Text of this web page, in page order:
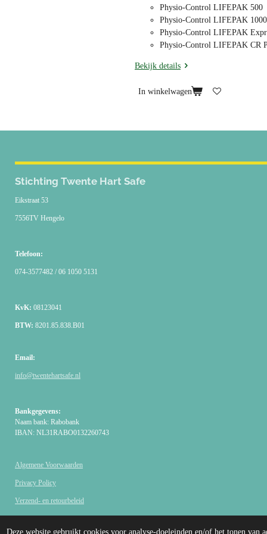
Deze website gebruikt cookies voor analyse-doeleinden en/of het tonen
Physio-Control LIFEPAK 500
Physio-Control LIFEPAK 1000
Physio-Control LIFEPAK
Physio-Control LIFEPAK CR
Bekijk details
In winkelwagen
Stichting Twente Hart Safe
Eikstraat 53
7556TV Hengelo
Telefoon:
074-3577482 / 06 1050 5131
KvK: 08123041
BTW: 8201.85.838.B01
Email:
info@twentehartsafe.nl
Bankgegevens:
Naam bank: Rabobank
IBAN: NL31RABO0132260743
Algemene Voorwaarden
Privacy Policy
Verzend- en retourbeleid
© 2007 - 2026 Twentse AED SHOP